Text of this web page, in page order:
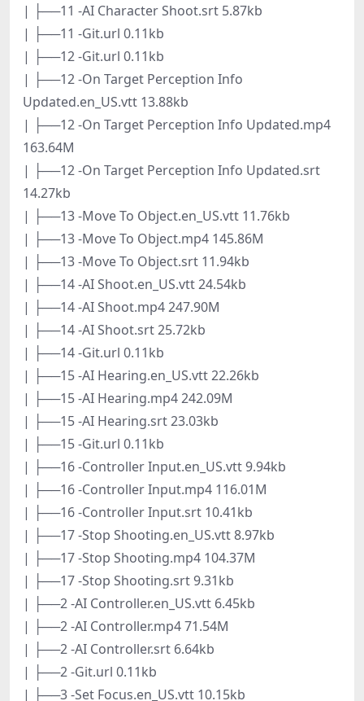
| ├──11 -AI Character Shoot.srt 5.87kb
| ├──11 -Git.url 0.11kb
| ├──12 -Git.url 0.11kb
| ├──12 -On Target Perception Info
Updated.en_US.vtt 13.88kb
| ├──12 -On Target Perception Info Updated.mp4
163.64M
| ├──12 -On Target Perception Info Updated.srt
14.27kb
| ├──13 -Move To Object.en_US.vtt 11.76kb
| ├──13 -Move To Object.mp4 145.86M
| ├──13 -Move To Object.srt 11.94kb
| ├──14 -AI Shoot.en_US.vtt 24.54kb
| ├──14 -AI Shoot.mp4 247.90M
| ├──14 -AI Shoot.srt 25.72kb
| ├──14 -Git.url 0.11kb
| ├──15 -AI Hearing.en_US.vtt 22.26kb
| ├──15 -AI Hearing.mp4 242.09M
| ├──15 -AI Hearing.srt 23.03kb
| ├──15 -Git.url 0.11kb
| ├──16 -Controller Input.en_US.vtt 9.94kb
| ├──16 -Controller Input.mp4 116.01M
| ├──16 -Controller Input.srt 10.41kb
| ├──17 -Stop Shooting.en_US.vtt 8.97kb
| ├──17 -Stop Shooting.mp4 104.37M
| ├──17 -Stop Shooting.srt 9.31kb
| ├──2 -AI Controller.en_US.vtt 6.45kb
| ├──2 -AI Controller.mp4 71.54M
| ├──2 -AI Controller.srt 6.64kb
| ├──2 -Git.url 0.11kb
| ├──3 -Set Focus.en_US.vtt 10.15kb